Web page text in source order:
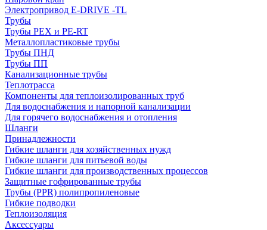
Электропривод E-DRIVE -TL
Трубы
Трубы PEX и PE-RT
Металлопластиковые трубы
Трубы ПНД
Трубы ПП
Канализационные трубы
Теплотрасса
Компоненты для теплоизолированных труб
Для водоснабжения и напорной канализации
Для горячего водоснабжения и отопления
Шланги
Принадлежности
Гибкие шланги для хозяйственных нужд
Гибкие шланги для питьевой воды
Гибкие шланги для производственных процессов
Защитные гофрированные трубы
Трубы (РРR) полипропиленовые
Гибкие подводки
Теплоизоляция
Аксессуары